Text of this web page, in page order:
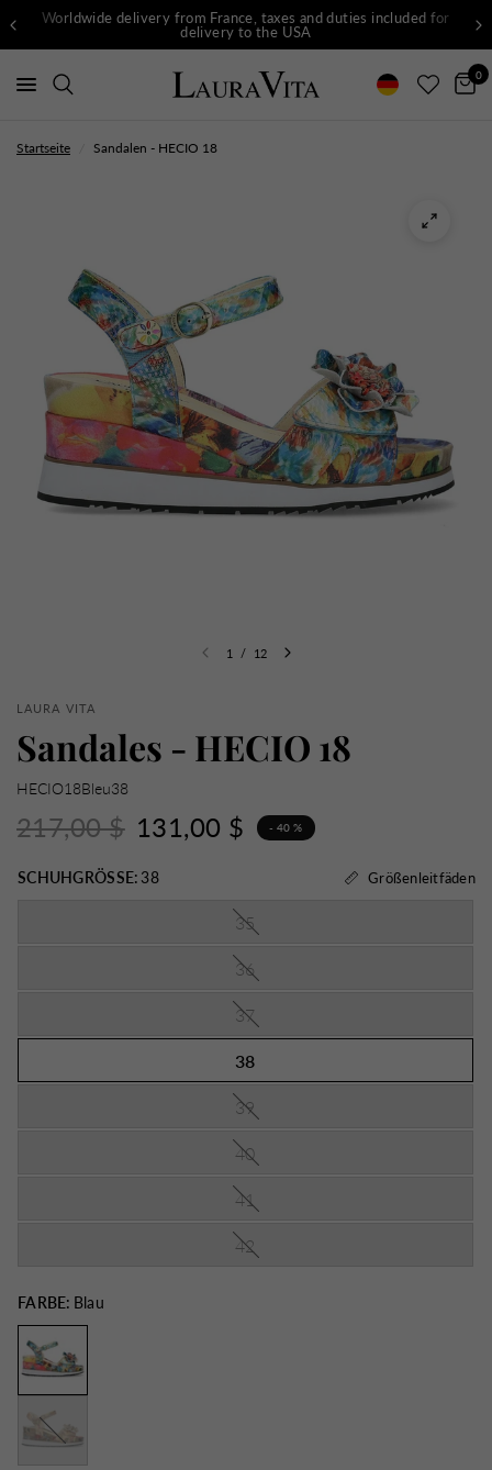
Worldwide delivery from France, taxes and duties included for
delivery to the USA
0
Startseite Sandalen - HECIO 18
1 / 12
LAURA VITA
Sandales - HECIO 18
HECIO18Bleu38
217,00 $ 131,00 $ - 40 %
SCHUHGRÖSSE: 38 Größenleitfäden
35
36
37
38
39
40
41
42
FARBE: Blau